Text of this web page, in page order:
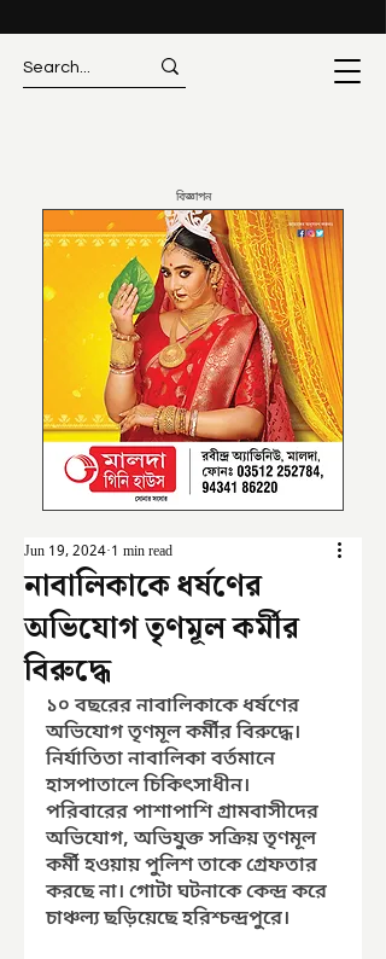
বিজ্ঞাপন
নাবালিকাকে ধর্ষণের
অভিযোগ তৃণমূল কর্মীর
বিরুদ্ধে
Jun 19, 2024 1 min read
১০ বছরের নাবালিকাকে ধর্ষণের
অভিযোগ তৃণমূল কর্মীর বিরুদ্ধে।
নির্যাতিতা নাবালিকা বর্তমানে
হাসপাতালে চিকিৎসাধীন।
পরিবারের পাশাপাশি গ্রামবাসীদের
অভিযোগ, অভিযুক্ত সক্রিয় তৃণমূল
কর্মী হওয়ায় পুলিশ তাকে গ্রেফতার
করছে না। গোটা ঘটনাকে কেন্দ্র করে
চাঞ্চল্য ছড়িয়েছে হরিশ্চন্দ্রপুরে।